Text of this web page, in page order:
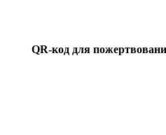
QR-код для